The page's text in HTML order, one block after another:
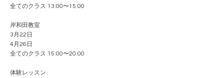
全てのクラス 13:00〜15:00
岸和田教室
3月22日
4月26日
全てのクラス 15:00〜20:00
体験レッスン